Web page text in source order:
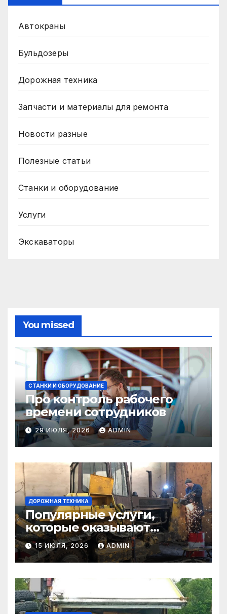
Автокраны
Бульдозеры
Дорожная техника
Запчасти и материалы для ремонта
Новости разные
Полезные статьи
Станки и оборудование
Услуги
Экскаваторы
You missed
СТАНКИ И ОБОРУДОВАНИЕ
Про контроль рабочего
времени сотрудников
29 ИЮЛЯ, 2026 ADMIN
ДОРОЖНАЯ ТЕХНИКА
Популярные услуги,
которые оказывают
самосвалы в строительстве
и логистике
15 ИЮЛЯ, 2026 ADMIN